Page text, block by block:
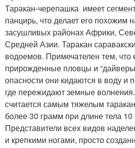
Таракан-черепашка имеет
панцирь, что делает его похожим
засушливых районах Африки,
Средней Азии. Таракан
водоемов. Примечателен тем, что
прирожденные пловцы и
опасности они кидаются в воду и
где пережидают земные
считается самым тяжелым
более 30 грамм при длине тела 10
Представители всех видов
и крепкими ногами, просто